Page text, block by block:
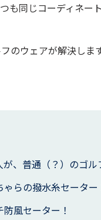
も同じコーディネ
のウェアが解決しま
、普通（？）のゴル
らの撥水糸セーター
風セーター！